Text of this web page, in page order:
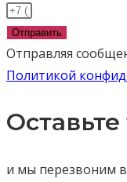
Отправить
Отправляя
Политикой
и мы перезвоним